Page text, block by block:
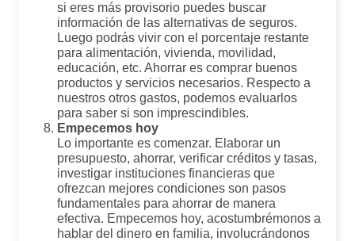
si eres más provisorio puedes buscar
información de las alternativas de seguros.
Luego podrás vivir con el porcentaje restante
para alimentación, vivienda, movilidad,
educación, etc. Ahorrar es comprar buenos
productos y servicios necesarios. Respecto a
nuestros otros gastos, podemos evaluarlos
para saber si son imprescindibles.
Empecemos hoy
Lo importante es comenzar. Elaborar un
presupuesto, ahorrar, verificar créditos y tasas,
investigar instituciones financieras que
ofrezcan mejores condiciones son pasos
fundamentales para ahorrar de manera
efectiva. Empecemos hoy, acostumbrémonos a
hablar del dinero en familia, involucrándonos